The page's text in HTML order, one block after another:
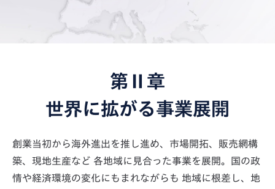
第Ⅱ章
世界に拡がる事業展開
創業当初から海外進出を推し進め、市場開拓、販売網構
築、現地生産など 各地域に見合った事業を展開。国の政
情や経済環境の変化にもまれながらも 地域に根差し、地